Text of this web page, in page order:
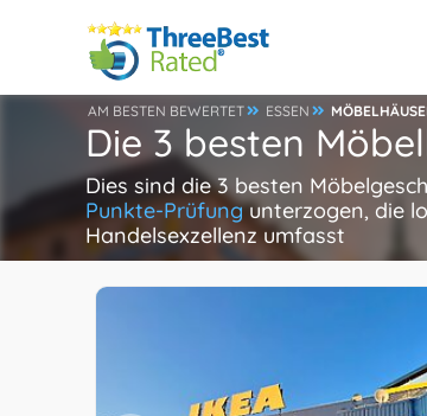
AM BESTEN BEWERTET ESSEN
Die 3 besten
Dies sind die 3 besten
Punkte-Prüfungunterzogen, die
Handelsexzellenz umfasst